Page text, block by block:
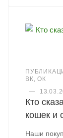
ВК, ОК
—
Кто
кошек и
Наши